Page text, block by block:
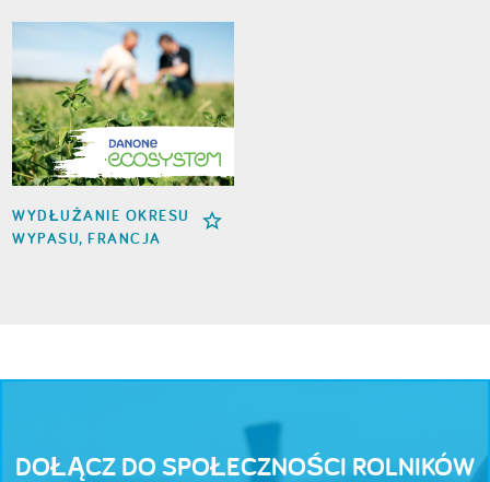
WYDŁUŻANIE OKRESU
WYPASU, FRANCJA
DOŁĄCZ DO SPOŁECZNOŚCI ROLNIKÓW